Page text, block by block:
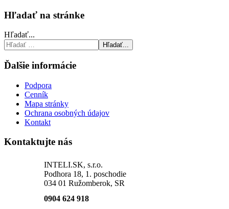
Hľadať na stránke
Hľadať...
Hľadať...
Ďalšie informácie
Podpora
Cenník
Mapa stránky
Ochrana osobných údajov
Kontakt
Kontaktujte nás
INTELI.SK, s.r.o.
Podhora 18, 1. poschodie
034 01 Ružomberok, SR
0904 624 918